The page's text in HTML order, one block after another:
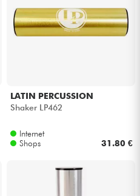
LATIN PERCUSSION
Shaker LP462
Internet
Shops
31.80 €